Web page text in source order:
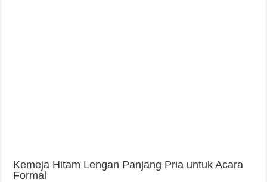
Kemeja Hitam Lengan Panjang Pria untuk Acara
Formal